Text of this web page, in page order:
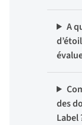
A
des
Label